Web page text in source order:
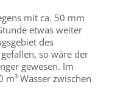
mit ca. 50 mm
etwas weiter
des
so wäre der
gewesen. Im
Wasser zwischen